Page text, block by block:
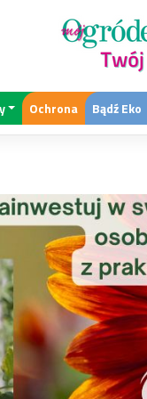
Ochrona Bądź Eko